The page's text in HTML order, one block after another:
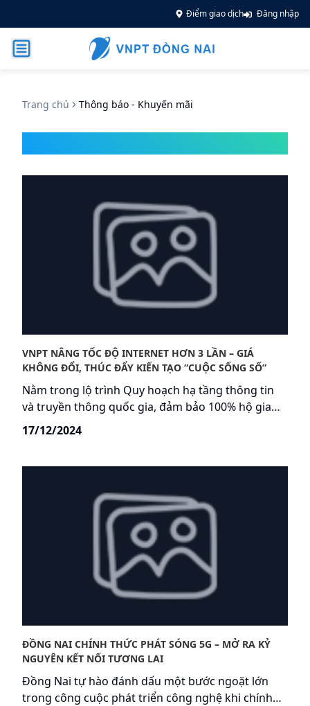
Điểm giao dịch Đăng nhập
Trang chủ Thông báo - Khuyến mãi
VNPT NÂNG TỐC ĐỘ INTERNET HƠN 3 LẦN – GIÁ
KHÔNG ĐỔI, THÚC ĐẨY KIẾN TẠO “CUỘC SỐNG SỐ”
Nằm trong lộ trình Quy hoạch hạ tầng thông tin
và truyền thông quốc gia, đảm bảo 100% hộ gia
đình trên toàn quốc được tiếp cận Internet cáp
công nghệ XGSPON với tốc độ tối đa đạt mốc
10Gbps, VNPT khẳng định vị thế của nhà mạng lớn
nhất Việt Nam, tạo đà thúc đẩy kiến tạo cuộc sống
số, xã hội số ngày một nhanh mạnh hơn.
17/12/2024
ĐỒNG NAI CHÍNH THỨC PHÁT SÓNG 5G – MỞ RA KỶ
NGUYÊN KẾT NỐI TƯƠNG LAI
Đồng Nai tự hào đánh dấu một bước ngoặt lớn
trong công cuộc phát triển công nghệ khi chính